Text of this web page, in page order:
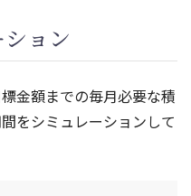
ョン
金額までの毎月必要な積
をシミュレーションして